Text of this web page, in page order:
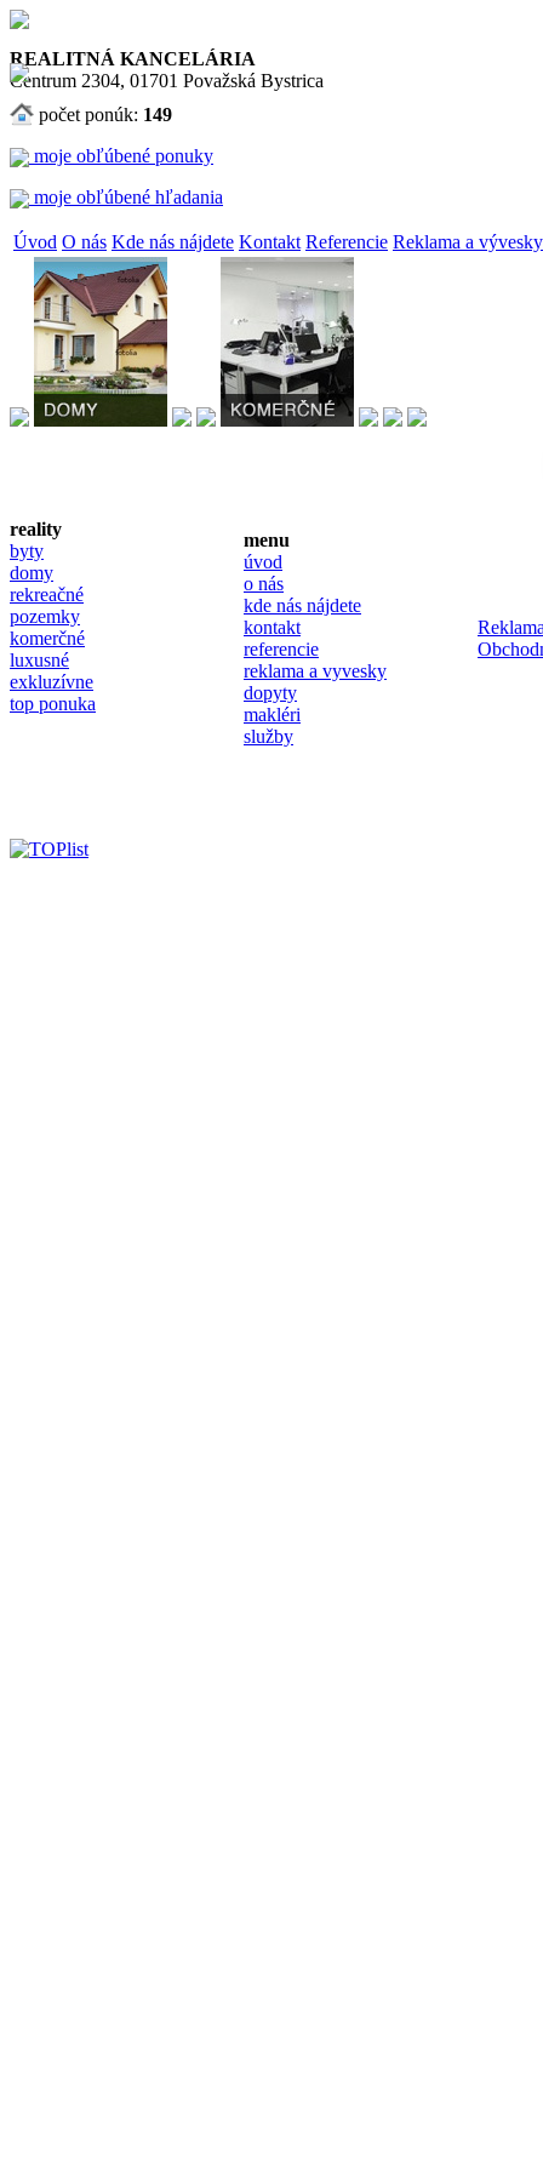
REALITNÁ KANCELÁRIA
Centrum 2304, 01701 Považská Bystrica
počet ponúk: 149
moje obľúbené ponuky
moje obľúbené hľadania
Úvod O nás Kde nás nájdete Kontakt Referencie Reklama a vývesky
reality
byty
domy
rekreačné
pozemky
komerčné
luxusné
exkluzívne
top ponuka
menu
úvod
o nás
kde nás nájdete
kontakt
referencie
reklama a vyvesky
dopyty
makléri
služby